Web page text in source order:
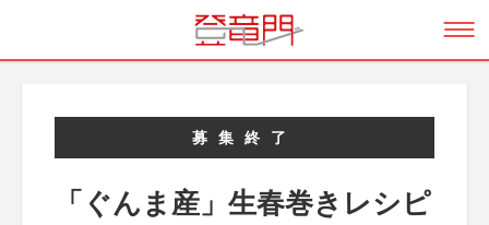
募集終了
「ぐんま産」生春巻きレシピ